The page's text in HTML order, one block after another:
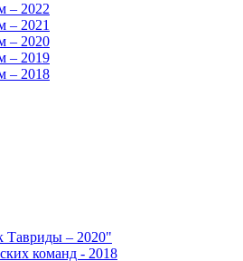
– 2022
– 2021
– 2020
– 2019
– 2018
Тавриды – 2020"
команд - 2018